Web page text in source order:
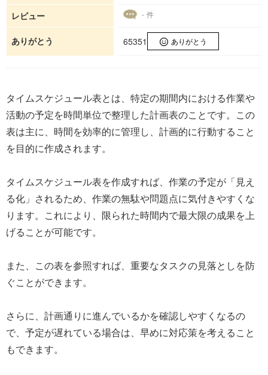
レビュー
- 件
ありがとう 65351 ありがとう
タイムスケジュール表とは、特定の期間内における作業や
活動の予定を時間単位で整理した計画表のことです。この
表は主に、時間を効率的に管理し、計画的に行動すること
を目的に作成されます。
タイムスケジュール表を作成すれば、作業の予定が「見え
る化」されるため、作業の無駄や問題点に気付きやすくな
ります。これにより、限られた時間内で最大限の成果を上
げることが可能です。
また、この表を参照すれば、重要なタスクの見落としを防
ぐことができます。
さらに、計画通りに進んでいるかを確認しやすくなるの
で、予定が遅れている場合は、早めに対応策を考えること
もできます。